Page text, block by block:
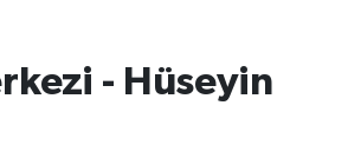
- Hüseyin